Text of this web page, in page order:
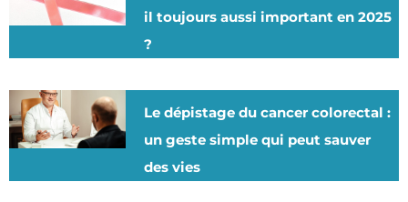
il toujours aussi important en 2025
?
Le dépistage du cancer colorectal :
un geste simple qui peut sauver
des vies